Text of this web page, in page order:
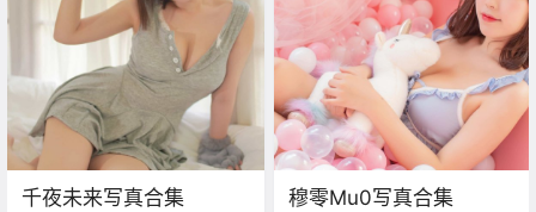
千夜未来写真合集 穆零Mu0写真合集